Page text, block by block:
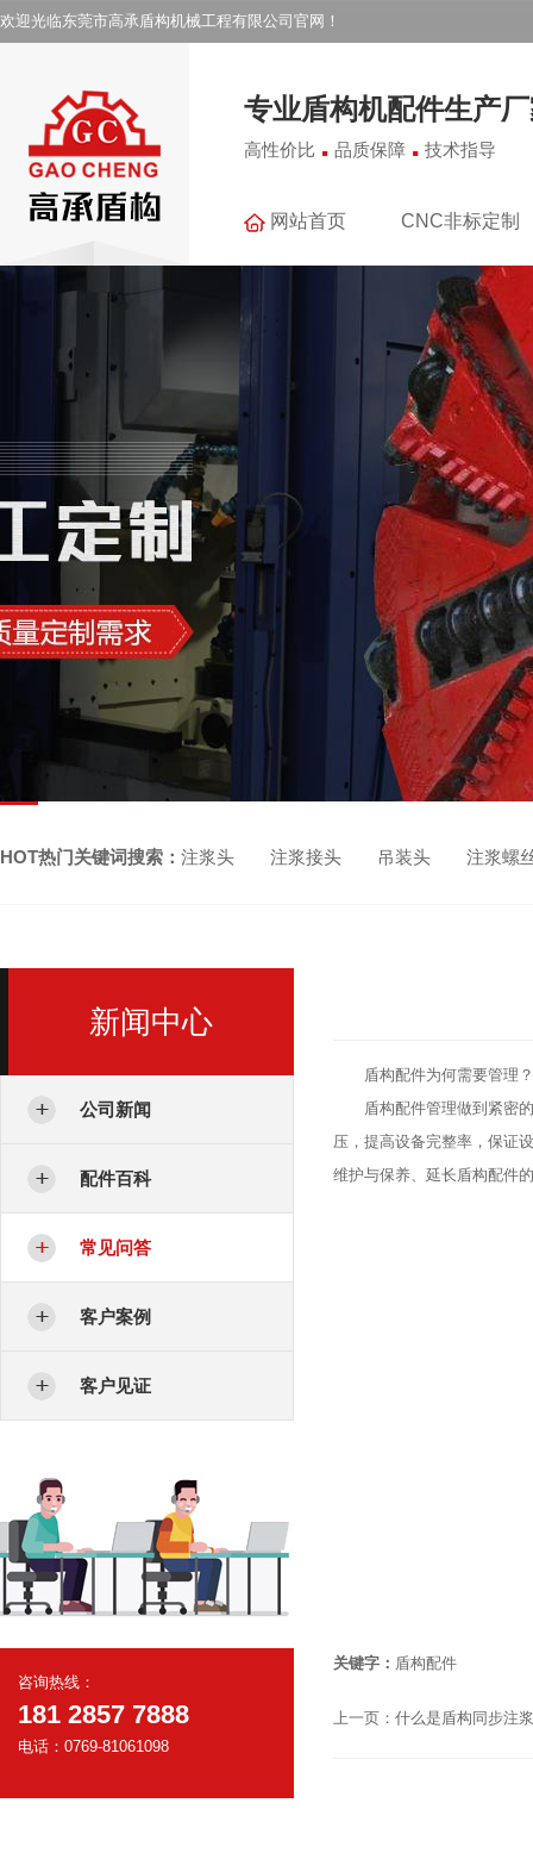
欢迎光临东莞市高承盾构机械工程有限公司官网！
专业盾构机配件生产
高性价比 . 品质保障 . 技术指导
网站首页 CNC非标定制
HOT热门关键词搜索： 注浆头 注浆接头 吊装头 注浆螺
新闻中心
公司新闻
配件百科
常见问答
客户案例
客户见证
咨询热线：
181 2857 7888
电话：0769-81061098
盾构配件为何需要管理？
盾构配件管理做到紧密的
压，提高设备完整率，保证
维护与保养、延长盾构配件
关键字： 盾构配件
上一页： 什么是盾构同步注